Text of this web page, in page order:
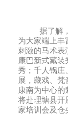
据了解，
为大家端上丰
刺激的马术表
康巴新式藏
秀；千人锅庄
展，藏戏、
康南为中心
将赴理塘县开
家培训会及仓